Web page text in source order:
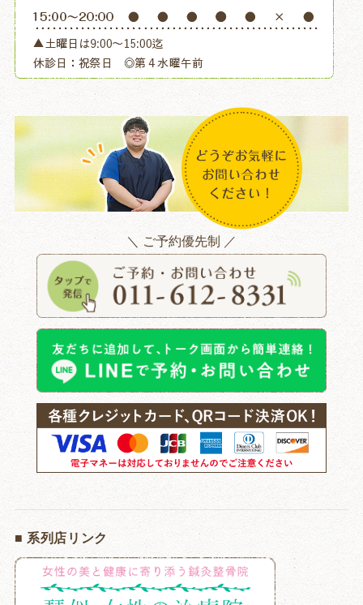
＼ ご予約優先制 ／
■ 系列店リンク